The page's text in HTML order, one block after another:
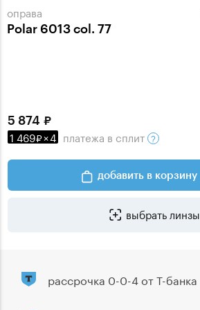
оправа
Polar 6013 col. 77
5 874
1 469 ×4 платежа в сплит
добавить в корзину
выбрать линзы
рассрочка 0-0-4 от Т-банка